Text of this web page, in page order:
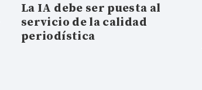
La IA debe ser puesta al
servicio de la calidad
periodística